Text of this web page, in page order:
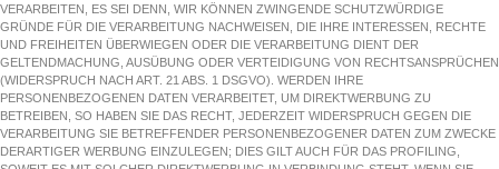
VERARBEITEN, ES SEI DENN, WIR KÖNNEN ZWINGENDE SCHUTZWÜRDIGE
GRÜNDE FÜR DIE VERARBEITUNG NACHWEISEN, DIE IHRE INTERESSEN, RECHTE
UND FREIHEITEN ÜBERWIEGEN ODER DIE VERARBEITUNG DIENT DER
GELTENDMACHUNG, AUSÜBUNG ODER VERTEIDIGUNG VON RECHTSANSPRÜCHEN
(WIDERSPRUCH NACH ART. 21 ABS. 1 DSGVO). WERDEN IHRE
PERSONENBEZOGENEN DATEN VERARBEITET, UM DIREKTWERBUNG ZU
BETREIBEN, SO HABEN SIE DAS RECHT, JEDERZEIT WIDERSPRUCH GEGEN DIE
VERARBEITUNG SIE BETREFFENDER PERSONENBEZOGENER DATEN ZUM ZWECKE
DERARTIGER WERBUNG EINZULEGEN; DIES GILT AUCH FÜR DAS PROFILING,